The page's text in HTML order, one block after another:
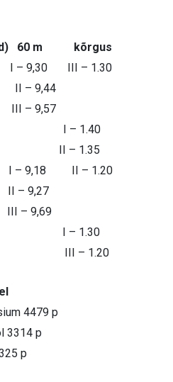
60 m kõrgus
9,30 III – 1.30
– 9,44
– 9,57
G I – 1.40
II – 1.35
9,18 II – 1.20
– 9,27
– 9,69
K I – 1.30
III – 1.20
4479 p
3314 p
p